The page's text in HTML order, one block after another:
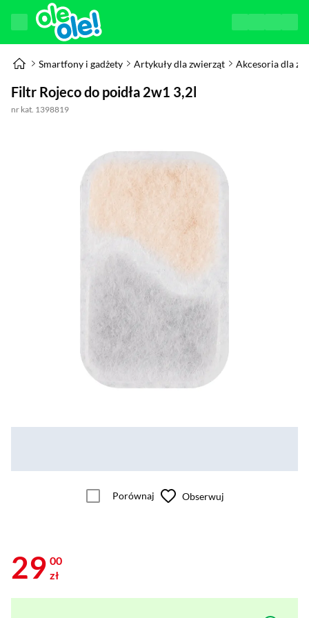
Smartfony i gadżety Artykuły dla zwierząt Akcesoria dla
Filtr Rojeco do poidła 2w1 3,2l
nr kat. 1398819
Porównaj Obserwuj
29 00
zł